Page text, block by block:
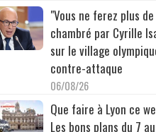
"Vous ne ferez plus
chambré par Cyrille
sur le village
contre-attaque
06/08/26
Que faire à Lyon ce
Les bons plans du 7